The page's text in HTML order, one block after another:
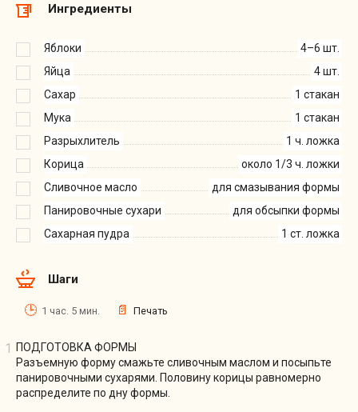
Ингредиенты
Яблоки
4–6 шт.
Яйца
4 шт.
Сахар
1 стакан
Мука
1 стакан
Разрыхлитель
1 ч. ложка
Корица
около 1/3 ч. ложки
Сливочное масло
для смазывания формы
Панировочные сухари
для обсыпки формы
Сахарная пудра
1 ст. ложка
Шаги
1 час. 5 мин. Печать
ПОДГОТОВКА ФОРМЫ
Разъемную форму смажьте сливочным маслом и посыпьте
панировочными сухарями. Половину корицы равномерно
распределите по дну формы.